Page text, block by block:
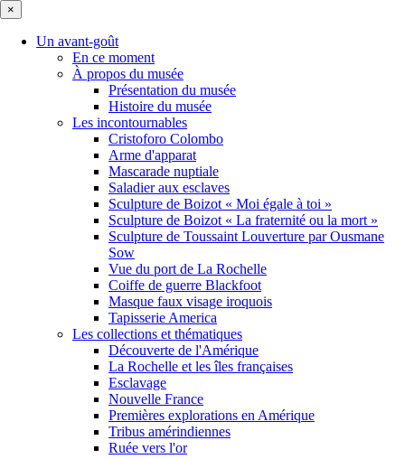
×
Un avant-goût
En ce moment
À propos du musée
Présentation du musée
Histoire du musée
Les incontournables
Cristoforo Colombo
Arme d'apparat
Mascarade nuptiale
Saladier aux esclaves
Sculpture de Boizot « Moi égale à toi »
Sculpture de Boizot « La fraternité ou la mort »
Sculpture de Toussaint Louverture par Ousmane
Sow
Vue du port de La Rochelle
Coiffe de guerre Blackfoot
Masque faux visage iroquois
Tapisserie America
Les collections et thématiques
Découverte de l'Amérique
La Rochelle et les îles françaises
Esclavage
Nouvelle France
Premières explorations en Amérique
Tribus amérindiennes
Ruée vers l'or